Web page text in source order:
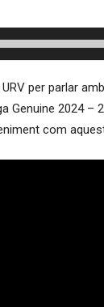
per parlar
Genuine 2024 –
com